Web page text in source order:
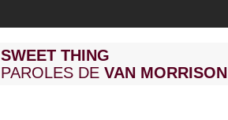
SWEET THING
PAROLES DE VAN MORRISON